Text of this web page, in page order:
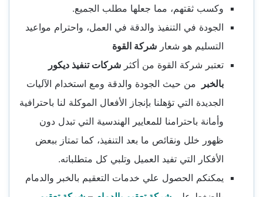
وكسب ثقتهم، مما جعلها مطلب الجميع.
الجودة في التنفيذ والدقة في العمل، واحترام مواعيد
التسليم هو شعار شركة القوة
تعتبر شركة القوة من أكثر شركات تنفيذ ديكور
بالخبر
من حيث الجودة والدقة ومع استخدام الآليات
الجديدة التي تؤهلنا بإنجاز الأفعال الموكلة لنا باحترافية
وأمانة باحترامنا للمعايير الهندسية التي تبدل دون
ظهور خلل ونقائص ما بعد التنفيذ، كما تمتاز ببعض
الأفكار التي تفيد العميل وتلبي كل متطلباته.
يمكنكم الحصول علي خدمات التعقيم بالخبر والدمام